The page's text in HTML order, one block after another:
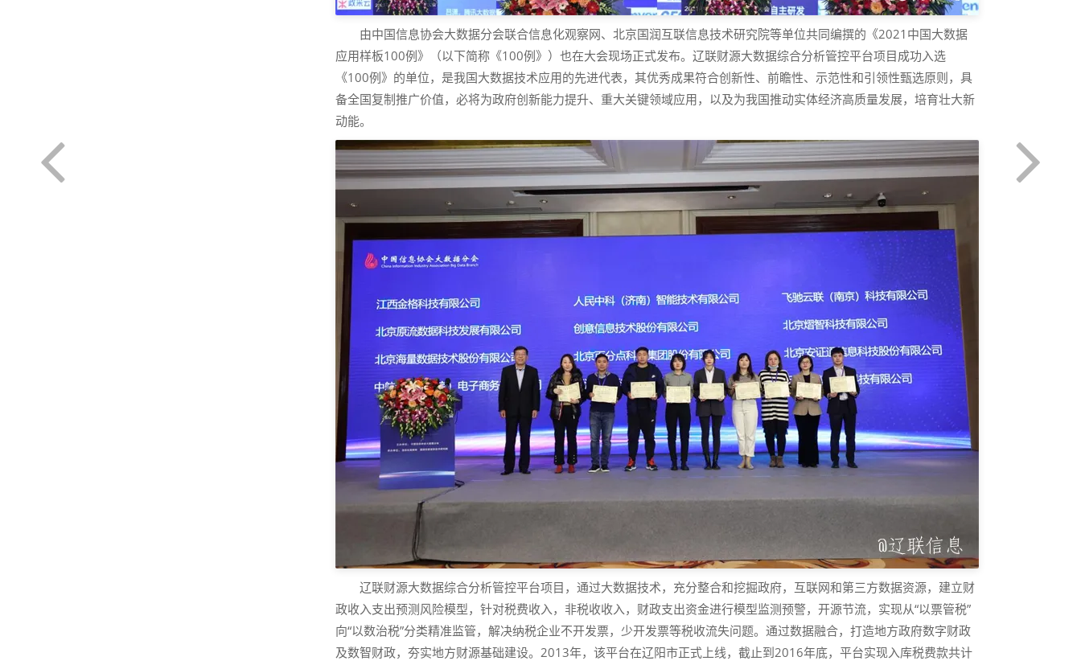
由中国信息协会大数据分会联合信息化观察网、北京国润互联信息技术研究院等单位共同编撰的《2021中国大数据
应用样板100例》（以下简称《100例》）也在大会现场正式发布。辽联财源大数据综合分析管控平台项目成功入选
《100例》的单位，是我国大数据技术应用的先进代表，其优秀成果符合创新性、前瞻性、示范性和引领性甄选原则，具
备全国复制推广价值，必将为政府创新能力提升、重大关键领域应用，以及为我国推动实体经济高质量发展，培育壮大新
动能。
辽联财源大数据综合分析管控平台项目，通过大数据技术，充分整合和挖掘政府，互联网和第三方数据资源，建立财
政收入支出预测风险模型，针对税费收入，非税收收入，财政支出资金进行模型监测预警，开源节流，实现从“以票管税”
向“以数治税”分类精准监管，解决纳税企业不开发票，少开发票等税收流失问题。通过数据融合，打造地方政府数字财政
及数智财政，夯实地方财源基础建设。2013年，该平台在辽阳市正式上线，截止到2016年底，平台实现入库税费款共计